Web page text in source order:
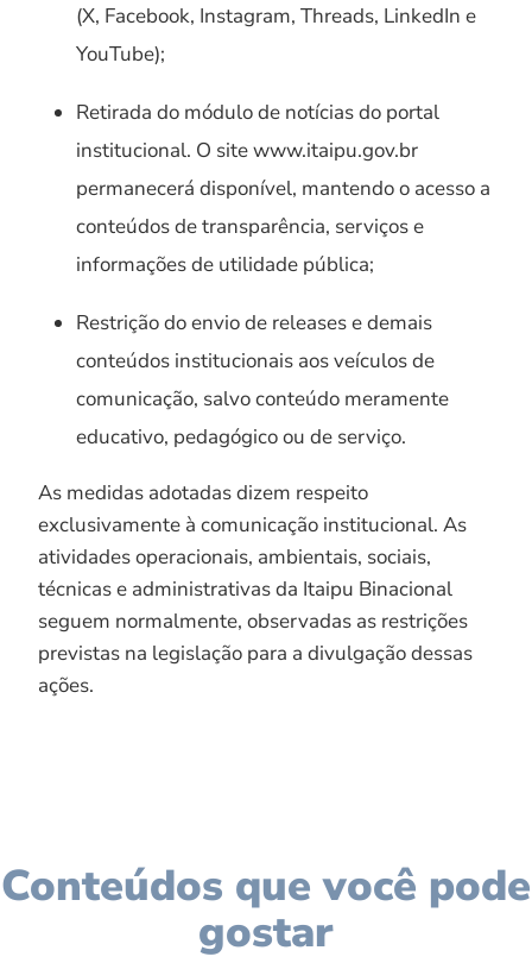
(X, Facebook, Instagram, Threads, LinkedIn e
YouTube);
Retirada do módulo de notícias do portal
institucional. O site www.itaipu.gov.br
permanecerá disponível, mantendo o acesso a
conteúdos de transparência, serviços e
informações de utilidade pública;
Restrição do envio de releases e demais
conteúdos institucionais aos veículos de
comunicação, salvo conteúdo meramente
educativo, pedagógico ou de serviço.
As medidas adotadas dizem respeito
exclusivamente à comunicação institucional. As
atividades operacionais, ambientais, sociais,
técnicas e administrativas da Itaipu Binacional
seguem normalmente, observadas as restrições
previstas na legislação para a divulgação dessas
ações.
Conteúdos que você pode
gostar